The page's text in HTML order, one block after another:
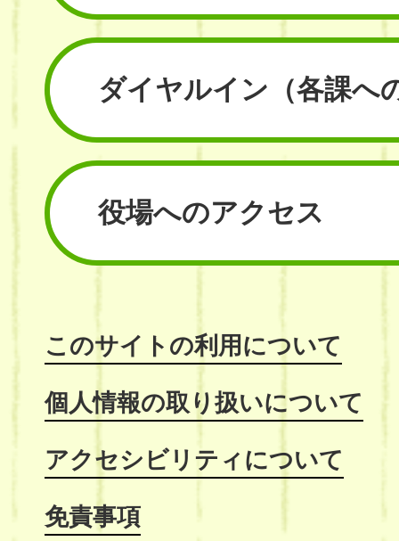
ダイヤルイン （各課へ
役場へのアクセス
このサイトの利用について
個人情報の取り扱いについて
アクセシビリティについて
免責事項